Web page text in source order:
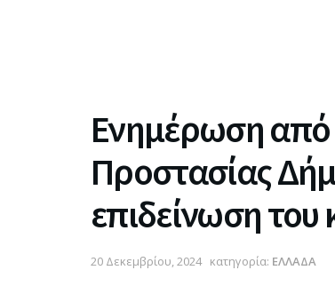
Ενημέρωση από
Προστασίας
επιδείνωση του
20 Δεκεμβρίου, 2024 κατηγορία: ΕΛΛΑΔΑ